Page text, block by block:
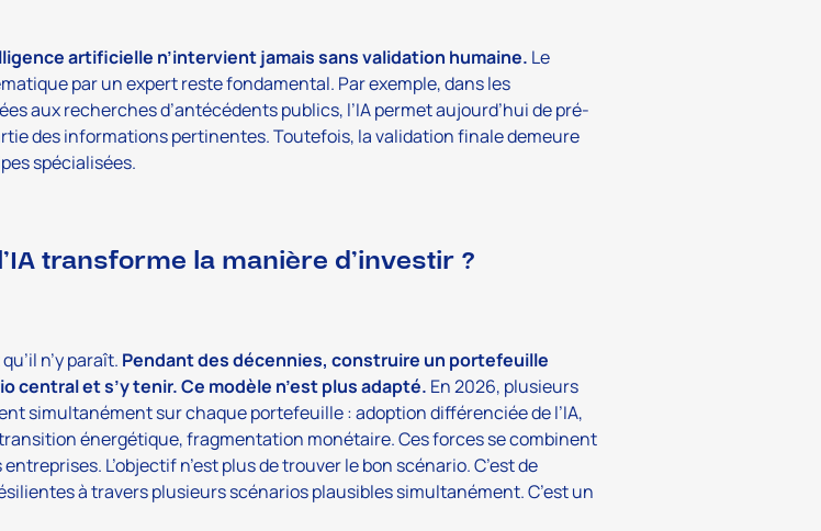
artificielle n’intervient jamais sans validation humaine. Le
par un expert reste fondamental. Par exemple, dans les
aux recherches d’antécédents publics, l’IA permet aujourd’hui de pré-
des informations pertinentes. Toutefois, la validation finale demeure
spécialisées.
transforme la manière d’investir ?
n’y paraît. Pendant des décennies, construire un portefeuille
central et s’y tenir. Ce modèle n’est plus adapté. En 2026, plusieurs
simultanément sur chaque portefeuille : adoption différenciée de l’IA,
énergétique, fragmentation monétaire. Ces forces se combinent
L’objectif n’est plus de trouver le bon scénario. C’est de
à travers plusieurs scénarios plausibles simultanément. C’est un